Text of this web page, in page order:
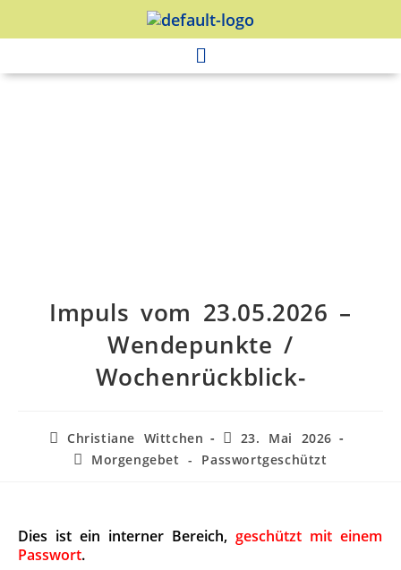
Impuls vom 23.05.2026 –
Wendepunkte /
Wochenrückblick-
Christiane Wittchen
23. Mai 2026
Morgengebet - Passwortgeschützt
Dies ist ein interner Bereich, geschützt mit einem
Passwort.